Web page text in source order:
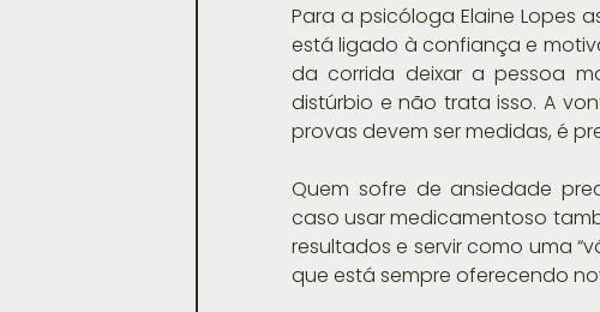
Para a psicóloga Elaine Lopes
está ligado à confiança e
da corrida deixar a pessoa
distúrbio e não trata isso. A
provas devem ser medidas, é
Quem sofre de ansiedade
caso usar medicamentoso
resultados e servir como uma
que está sempre oferecendo